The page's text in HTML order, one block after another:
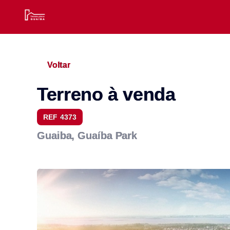
Voltar
Terreno à venda
REF 4373
Guaiba, Guaíba Park